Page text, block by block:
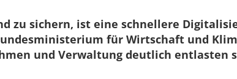
zu sichern, ist eine schnellere
für Wirtschaft und
und Verwaltung deutlich entlasten